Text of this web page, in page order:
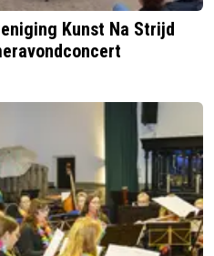
Kunst Na Strijd